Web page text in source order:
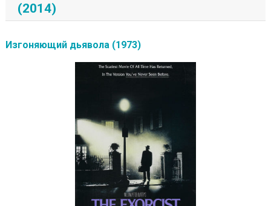
(2014)
Изгоняющий дьявола (1973)